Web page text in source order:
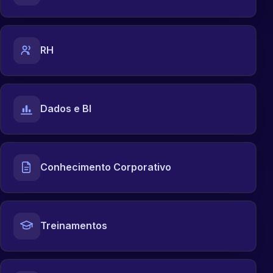
RH
Dados e BI
Conhecimento Corporativo
Treinamentos